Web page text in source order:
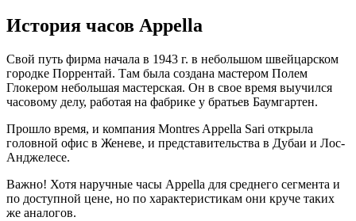
История часов Appella
Свой путь фирма начала в 1943 г. в небольшом швейцарском
городке Поррентай. Там была создана мастером Полем
Глокером небольшая мастерская. Он в свое время выучился
часовому делу, работая на фабрике у братьев Баумгартен.
Прошло время, и компания Montres Appella Sari открыла
головной офис в Женеве, и представительства в Дубаи и Лос-
Анджелесе.
Важно! Хотя наручные часы Appella для среднего сегмента и
по доступной цене, но по характеристикам они круче таких
же аналогов.